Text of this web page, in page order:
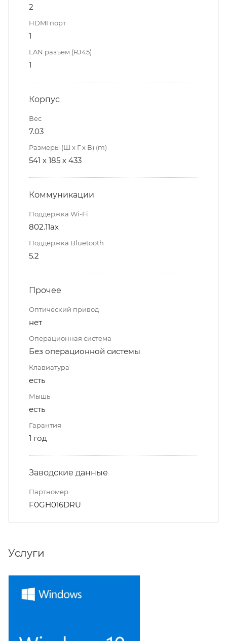
2
HDMI порт
1
LAN разъем (RJ45)
1
Корпус
Вес
7.03
Размеры (Ш х Г х В) (m)
541 х 185 х 433
Коммуникации
Поддержка Wi-Fi
802.11ax
Поддержка Bluetooth
5.2
Прочее
Оптический привод
нет
Операционная система
Без операционной системы
Клавиатура
есть
Мышь
есть
Гарантия
1 год
Заводские данные
Партномер
F0GH016DRU
Услуги